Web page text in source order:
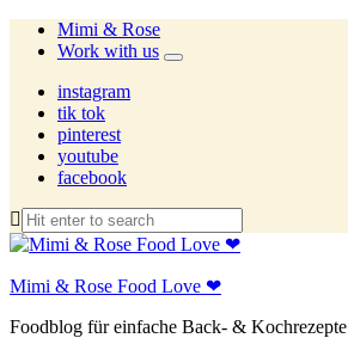
Mimi & Rose
Work with us
expand
instagram
tik tok
pinterest
youtube
facebook
Mimi & Rose Food Love ❤
Foodblog für einfache Back- & Kochrezepte